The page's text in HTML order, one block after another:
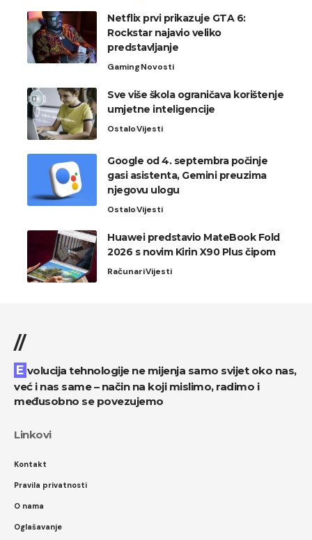
Netflix prvi prikazuje GTA 6:
Rockstar najavio veliko
predstavljanje
GamingNovosti
Sve više škola ograničava korištenje
umjetne inteligencije
OstaloVijesti
Google od 4. septembra počinje
gasi asistenta, Gemini preuzima
njegovu ulogu
OstaloVijesti
Huawei predstavio MateBook Fold
2026 s novim Kirin X90 Plus čipom
RačunariVijesti
//
Evolucija tehnologije ne mijenja samo svijet oko nas,
već i nas same – način na koji mislimo, radimo i
međusobno se povezujemo
Linkovi
Kontakt
Pravila privatnosti
O nama
Oglašavanje